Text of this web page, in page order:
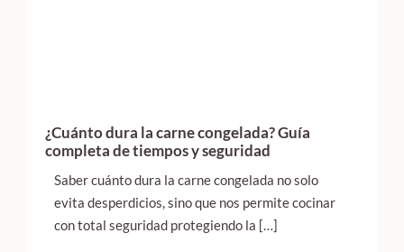
¿Cuánto dura la carne congelada? Guía
completa de tiempos y seguridad
Saber cuánto dura la carne congelada no solo
evita desperdicios, sino que nos permite cocinar
con total seguridad protegiendo la […]